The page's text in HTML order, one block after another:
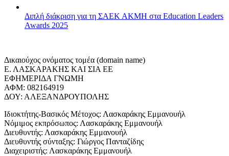
Διπλή διάκριση για τη ΣΑΕΚ ΑΚΜΗ στα Education Leaders
Awards 2025
Δικαιούχος ονόματος τομέα (domain name)
Ε. ΛΑΣΚΑΡΑΚΗΣ ΚΑΙ ΣΙΑ ΕΕ
ΕΦΗΜΕΡΙΔΑ ΓΝΩΜΗ
ΑΦΜ: 082164919
ΔΟΥ: ΑΛΕΞΑΝΔΡΟΥΠΟΛΗΣ
Ιδιοκτήτης-Βασικός Μέτοχος: Λασκαράκης Εμμανουήλ
Νόμιμος εκπρόσωπος: Λασκαράκης Εμμανουήλ
Διευθυντής: Λασκαράκης Εμμανουήλ
Διευθυντής σύνταξης: Γιώργος Πανταζίδης
Διαχειριστής: Λασκαράκης Εμμανουήλ